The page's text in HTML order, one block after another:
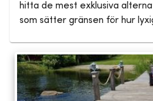
hitta de mest exklusiva
som sätter gränsen för hur